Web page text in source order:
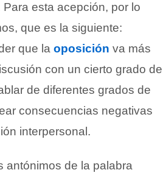
esta acepción, por lo
que es la siguiente:
que la oposición va más
con un cierto grado de
de diferentes grados de
consecuencias negativas
interpersonal.
antónimos de la palabra